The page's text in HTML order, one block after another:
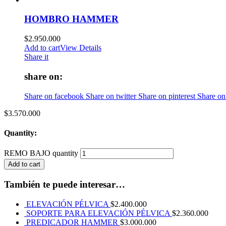
HOMBRO HAMMER
$2.950.000
Add to cartView Details
Share it
share on:
Share on facebook Share on twitter Share on pinterest Share
$3.570.000
Quantity:
REMO BAJO quantity
Add to cart
También te puede interesar…
ELEVACIÓN PÉLVICA $2.400.000
SOPORTE PARA ELEVACIÓN PÉLVICA $2.360.000
PREDICADOR HAMMER $3.000.000